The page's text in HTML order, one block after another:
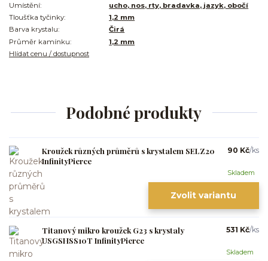
Umístění:
ucho, nos, rty, bradavka, jazyk, obočí
Tloušťka tyčinky:
1,2 mm
Barva krystalu:
Čirá
Průměr kamínku:
1,2 mm
Hlídat cenu / dostupnost
Podobné produkty
Kroužek různých průměrů s krystalem SELZ20
InfinityPierce
90 Kč/ks
Skladem
Zvolit variantu
Titanový mikro kroužek G23 s krystaly
USGSHSS10T InfinityPierce
531 Kč/ks
Skladem